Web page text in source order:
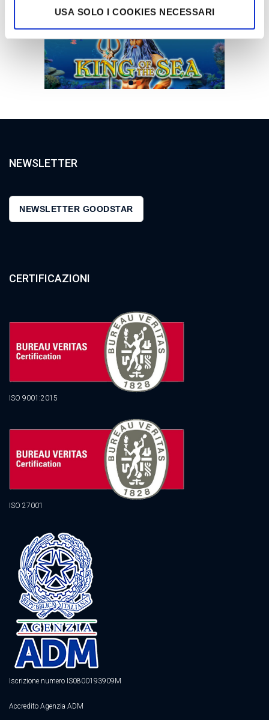
USA SOLO I COOKIES NECESSARI
NEWSLETTER
NEWSLETTER GOODSTAR
CERTIFICAZIONI
ISO 9001:2015
ISO 27001
Iscrizione numero IS0800193909M
Accredito Agenzia ADM